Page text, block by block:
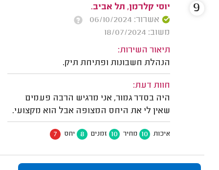
יוסי קלרמן, תל אביב.
אשרור: 06/10/2024
משוב: 18/07/2024
תיאור השירות:
הנהלת חשבונות ופתיחת תיק.
חוות דעת:
היה בסדר גמור, אני מרגיש הרבה פעמים
שאין לי את היחס המצופה אבל הוא מקצועי.
איכות 10 מחיר 10 זמנים 8 יחס 7
9